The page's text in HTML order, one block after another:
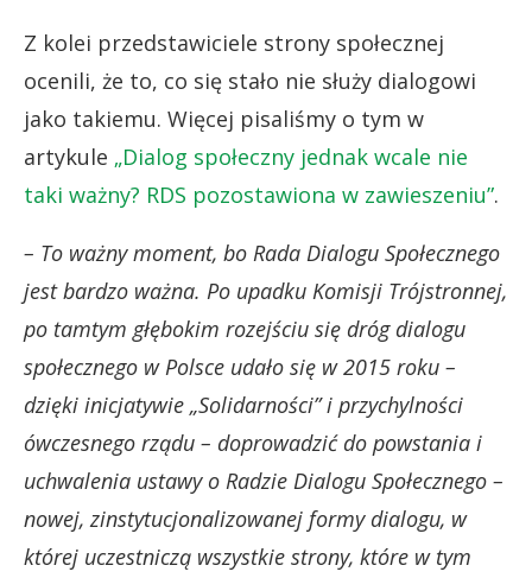
Z kolei przedstawiciele strony społecznej
ocenili, że to, co się stało nie służy dialogowi
jako takiemu. Więcej pisaliśmy o tym w
artykule „Dialog społeczny jednak wcale nie
taki ważny? RDS pozostawiona w zawieszeniu”.
– To ważny moment, bo Rada Dialogu Społecznego
jest bardzo ważna. Po upadku Komisji Trójstronnej,
po tamtym głębokim rozejściu się dróg dialogu
społecznego w Polsce udało się w 2015 roku –
dzięki inicjatywie „Solidarności” i przychylności
ówczesnego rządu – doprowadzić do powstania i
uchwalenia ustawy o Radzie Dialogu Społecznego –
nowej, zinstytucjonalizowanej formy dialogu, w
której uczestniczą wszystkie strony, które w tym